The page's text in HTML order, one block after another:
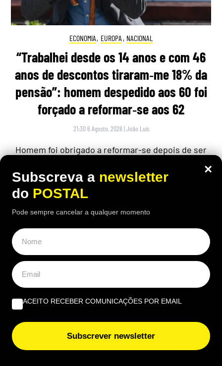
ECONOMIA, EUROPA , NACIONAL
“Trabalhei desde os 14 anos e com 46
anos de descontos tiraram‑me 18% da
pensão”: homem despedido aos 60 foi
forçado a reformar‑se aos 62
21:30 6 Agosto, 2026 |João Luís
Homem foi obrigado a reformar-se depois de ser
de “injustiça”
×
Subscreva a newsletter
do POSTAL
Pode sempre cancelar a qualquer momento
ACEITO RECEBER COMUNICAÇÕES POR EMAIL
Subscrever newsletter